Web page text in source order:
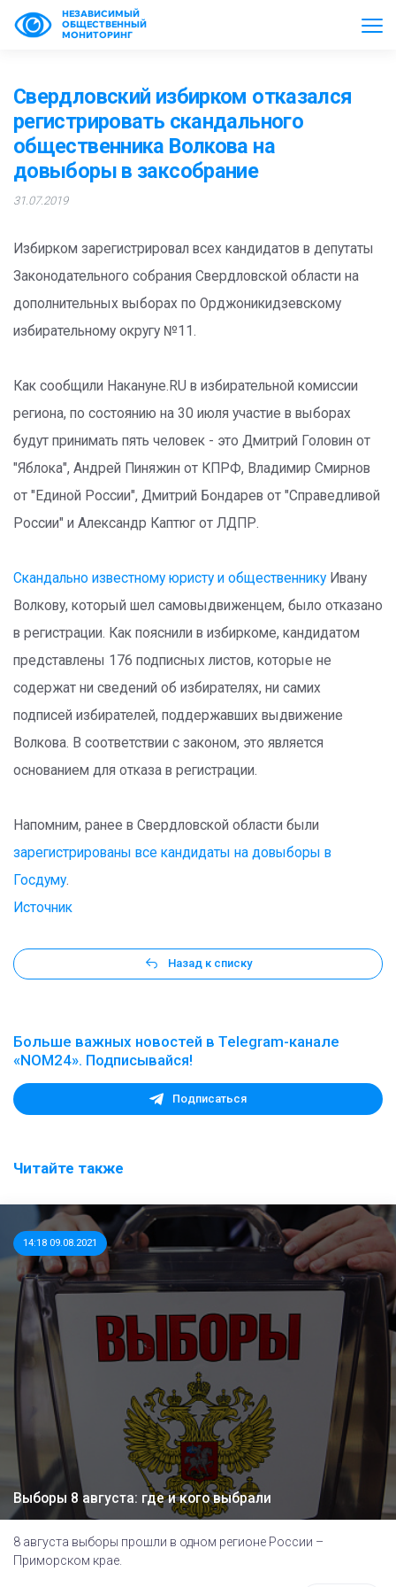
НЕЗАВИСИМЫЙ
ОБЩЕСТВЕННЫЙ
МОНИТОРИНГ
Свердловский избирком отказался
регистрировать скандального
общественника Волкова на
довыборы в заксобрание
31.07.2019
Избирком зарегистрировал всех кандидатов в депутаты
Законодательного собрания Свердловской области на
дополнительных выборах по Орджоникидзевскому
избирательному округу №11.
Как сообщили Накануне.RU в избирательной комиссии
региона, по состоянию на 30 июля участие в выборах
будут принимать пять человек - это Дмитрий Головин от
"Яблока", Андрей Пиняжин от КПРФ, Владимир Смирнов
от "Единой России", Дмитрий Бондарев от "Справедливой
России" и Александр Каптюг от ЛДПР.
Скандально известному юристу и общественнику Ивану
Волкову, который шел самовыдвиженцем, было отказано
в регистрации. Как пояснили в избиркоме, кандидатом
представлены 176 подписных листов, которые не
содержат ни сведений об избирателях, ни самих
подписей избирателей, поддержавших выдвижение
Волкова. В соответствии с законом, это является
основанием для отказа в регистрации.
Напомним, ранее в Свердловской области были
зарегистрированы все кандидаты на довыборы в
Госдуму.
Источник
Назад к списку
Больше важных новостей в Telegram-канале
«NOM24». Подписывайся!
Подписаться
Читайте также
14:18 09.08.2021
Выборы 8 августа: где и кого выбрали
8 августа выборы прошли в одном регионе России –
Приморском крае.